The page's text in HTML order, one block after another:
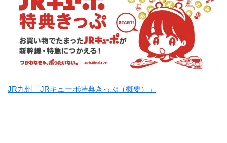
JR九州「JRキューポ特典きっぷ（概要）」